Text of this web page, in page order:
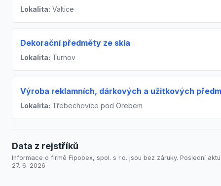
Lokalita: Valtice
Dekorační předměty ze skla
Lokalita: Turnov
Výroba reklamních, dárkových a užitkových
Lokalita: Třebechovice pod Orebem
Data z rejstříků
Informace o firmě Fipobex, spol. s r.o. jsou bez záruky. Poslední
27. 6. 2026